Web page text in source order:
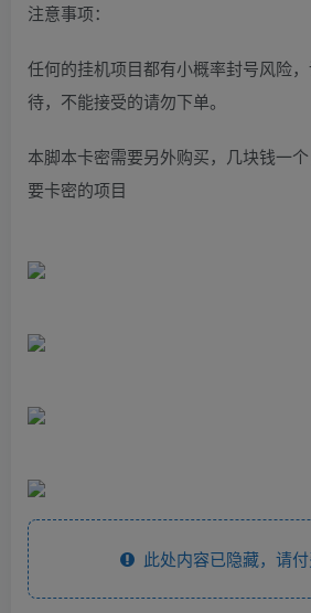
注意事项：
任何的挂机项目都有小概率封号风险
待，不能接受的请勿下单。
本脚本卡密需要另外购买，几块钱一
要卡密的项目
此处内容已隐藏，请付